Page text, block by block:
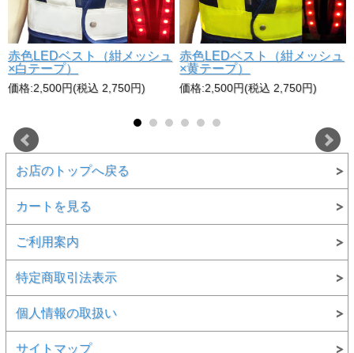
赤色LEDベスト（紺メッシュ
×白テープ）
価格:2,500円(税込 2,750円)
赤色LEDベスト（紺メッシュ
×黄テープ）
価格:2,500円(税込 2,750円)
お店のトップへ戻る
カートを見る
ご利用案内
特定商取引法表示
個人情報の取扱い
サイトマップ